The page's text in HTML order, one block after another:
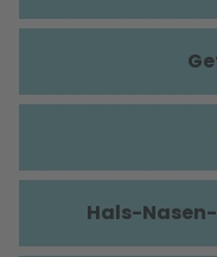
Hals-